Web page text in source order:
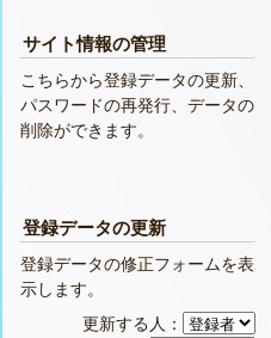
サイト情報の管理
こちらから登録データの更新、
パスワードの再発行、データの
削除ができます。
登録データの更新
登録データの修正フォームを表
示します。
更新する人：